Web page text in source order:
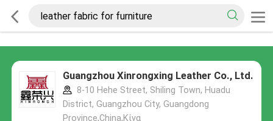
Guangzhou Xinrongxing Leather Co., Ltd.
8-10 Hehe Street, Shiling Town, Huadu
District, Guangzhou City, Guangdong
Province,China,Κίνα